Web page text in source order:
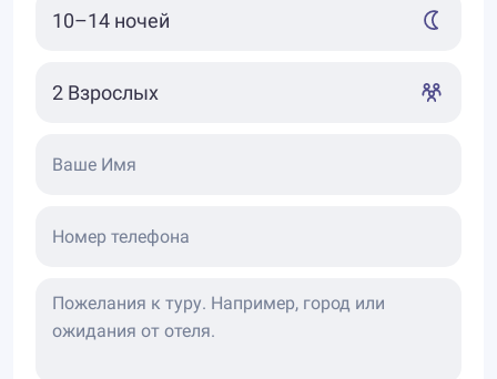
Ваше Имя
Номер телефона